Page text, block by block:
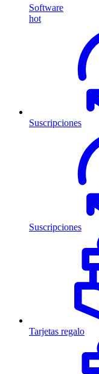
Software
hot
Suscripciones
Suscripciones
Tarjetas regalo